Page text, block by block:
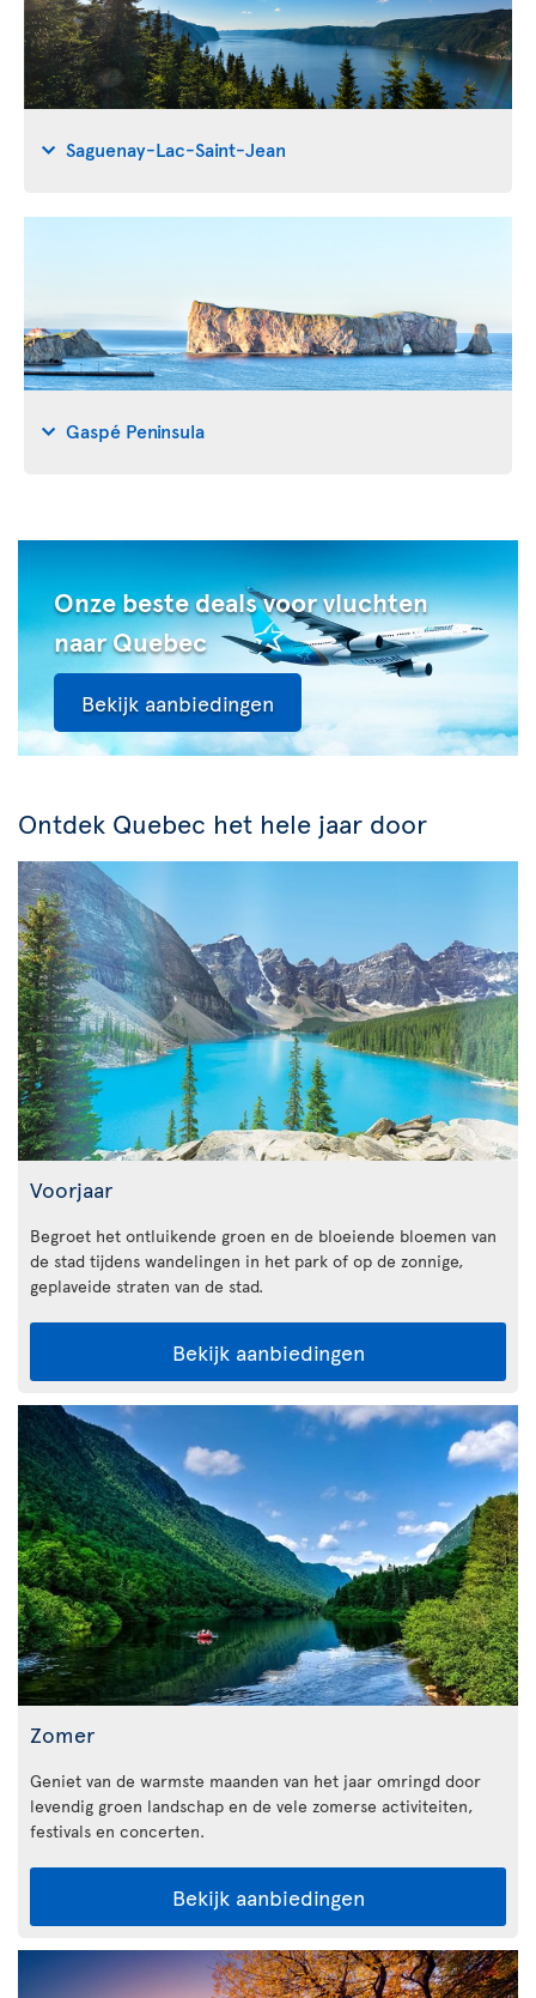
Saguenay-Lac-Saint-Jean
Gaspé Peninsula
Onze beste deals voor vluchten
naar Quebec
Bekijk aanbiedingen
Ontdek Quebec het hele jaar door
Voorjaar
Begroet het ontluikende groen en de bloeiende bloemen van
de stad tijdens wandelingen in het park of op de zonnige,
geplaveide straten van de stad.
Bekijk aanbiedingen
Zomer
Geniet van de warmste maanden van het jaar omringd door
levendig groen landschap en de vele zomerse activiteiten,
festivals en concerten.
Bekijk aanbiedingen